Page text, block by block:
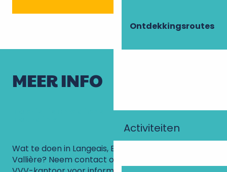
Ontdekkingsroutes
Activiteiten
MEER INFO
Toeristische dienst voor de natuur van
Wat te doen in Langeais, Bourgueil of Château-la-
Vallière? Neem contact op met het team van het